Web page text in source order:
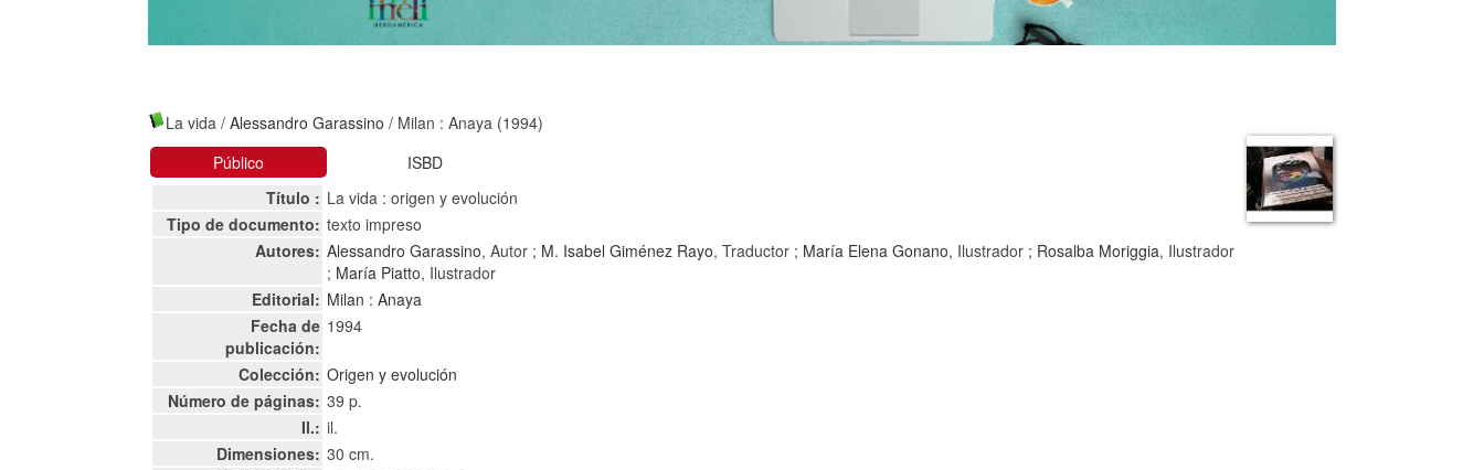
La vida /Alessandro Garassino / Milan : Anaya (1994)
Público
ISBD
Título : La vida : origen y evolución
Tipo de documento: texto impreso
Autores: Alessandro Garassino, Autor ; M. Isabel Giménez Rayo, Traductor ; María Elena Gonano, Ilustrador ; Rosalba Moriggia, Ilustrador
; María Piatto, Ilustrador
Editorial: Milan : Anaya
Fecha de
publicación:
1994
Colección: Origen y evolución
Número de páginas: 39 p.
Il.: il.
Dimensiones: 30 cm.